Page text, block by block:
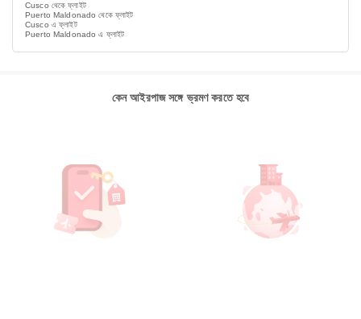
Cusco থেকে ফ্লাইট
Puerto Maldonado থেকে ফ্লাইট
Cusco এ ফ্লাইট
Puerto Maldonado এ ফ্লাইট
কেন আইরপাজ সঙ্গে ভ্রমণ করতে হবে